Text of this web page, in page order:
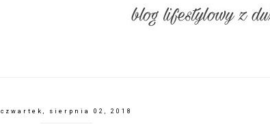
czwartek, sierpnia 02, 2018